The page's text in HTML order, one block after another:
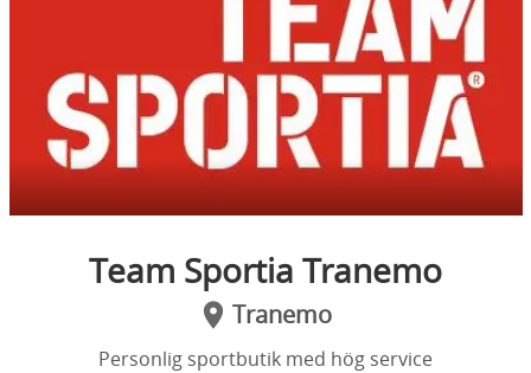
Team Sportia Tranemo
Tranemo
Personlig sportbutik med hög service